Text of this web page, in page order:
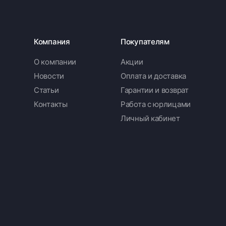
Компания
О компании
Новости
Статьи
Контакты
Покупателям
Акции
Оплата и доставка
Гарантии и возврат
Работа с юрлицами
Личный кабинет